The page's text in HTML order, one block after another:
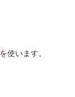
を使います。